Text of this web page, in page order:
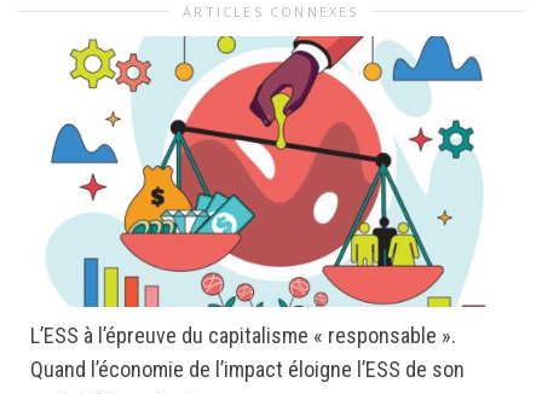
ARTICLES CONNEXES
L’ESS à l’épreuve du capitalisme « responsable ».
Quand l’économie de l’impact éloigne l’ESS de son